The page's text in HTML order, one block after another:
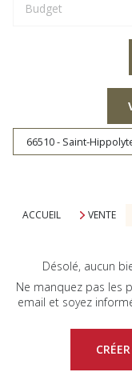
Budget
66510 - Saint-
ACCUEIL VENTE
Désolé, aucun
Ne manquez pas les
email et soyez